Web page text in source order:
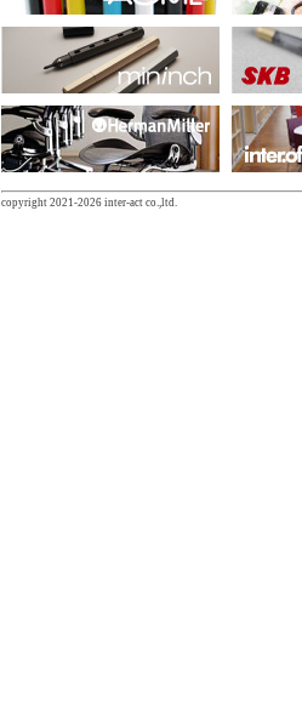
copyright 2021-2026 inter-act co.,ltd.